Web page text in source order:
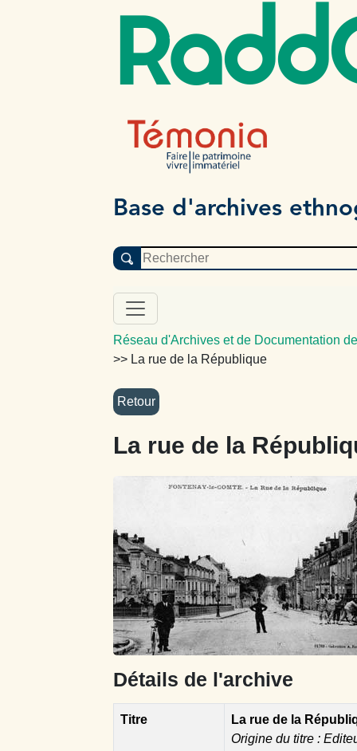
Base d'archives
Réseau d'Archives et de Documentation
>> La rue de la République
La rue de la
Détails de l'archive
Titre
La rue de la
Origine du titre :